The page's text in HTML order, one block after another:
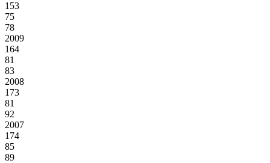
153
75
78
2009
164
81
83
2008
173
81
92
2007
174
85
89